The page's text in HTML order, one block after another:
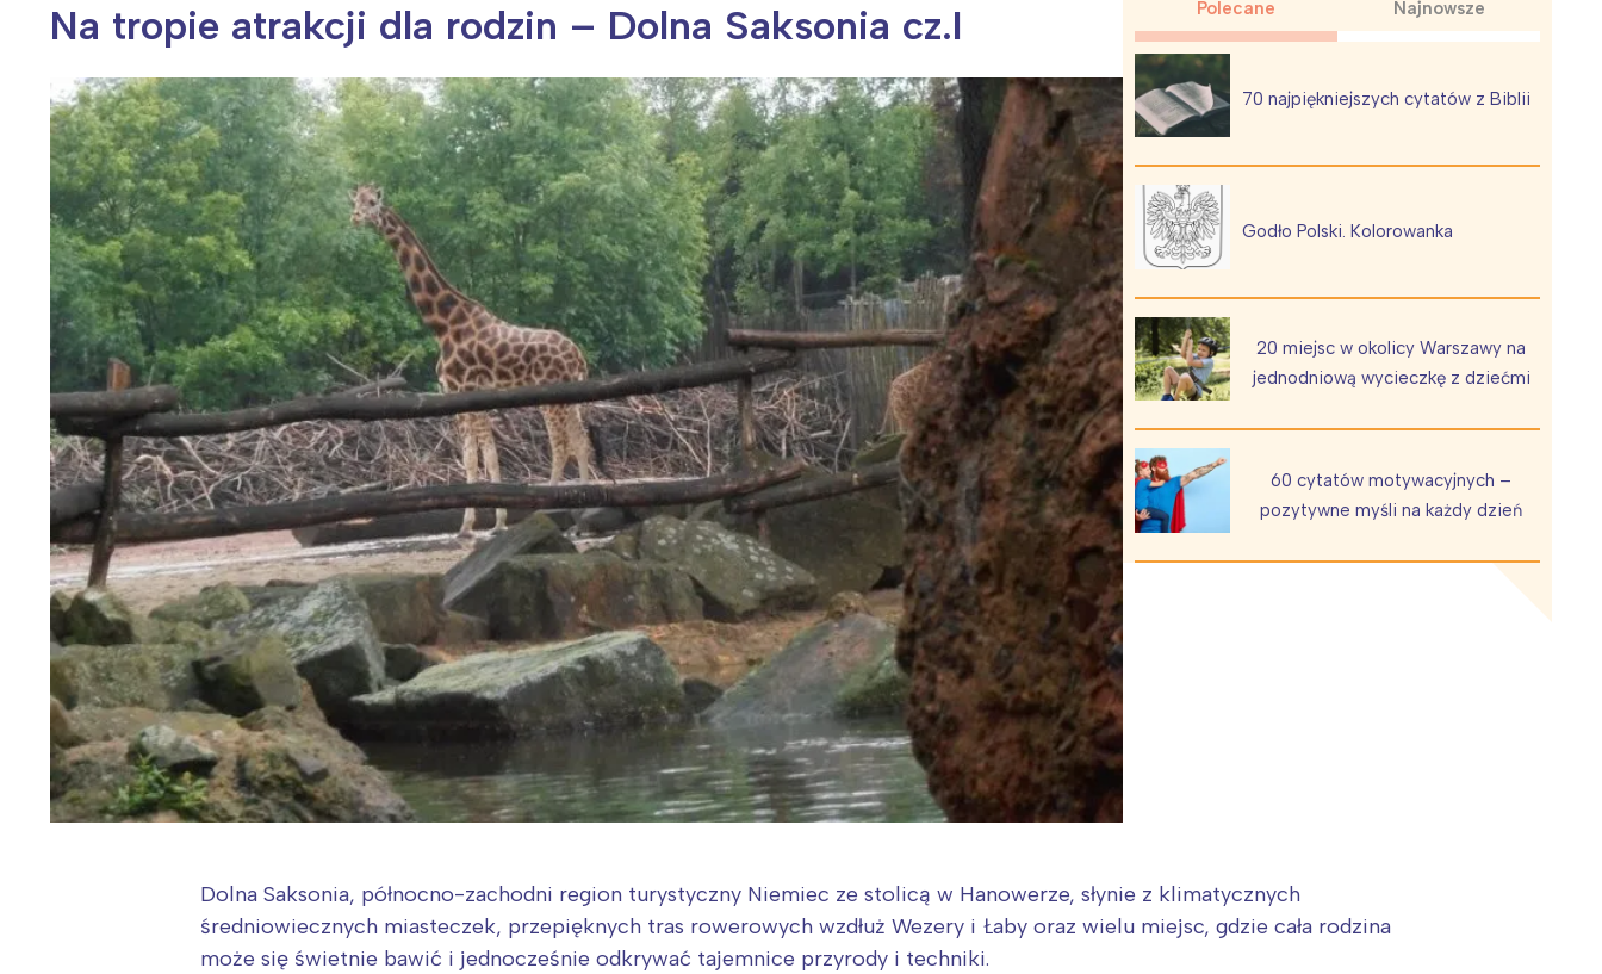
Wiosenny koncert ptaków na płocie Kwitnąca wiśnia i jej płatki Pszczoła i kwitnący ul
Na tropie atrakcji dla rodzin – Dolna Saksonia cz.I Polecane Najnowsze
70 najpiękniejszych cytatów z Biblii
Godło Polski. Kolorowanka
20 miejsc w okolicy Warszawy na
jednodniową wycieczkę z dziećmi
60 cytatów motywacyjnych –
pozytywne myśli na każdy dzień
Dolna Saksonia, północno-zachodni region turystyczny Niemiec ze stolicą w Hanowerze, słynie z klimatycznych
średniowiecznych miasteczek, przepięknych tras rowerowych wzdłuż Wezery i Łaby oraz wielu miejsc, gdzie cała rodzina
może się świetnie bawić i jednocześnie odkrywać tajemnice przyrody i techniki.